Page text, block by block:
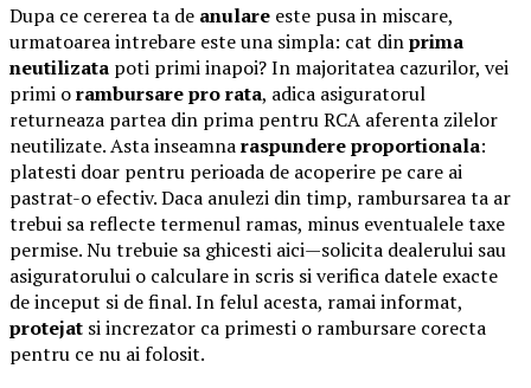
Dupa ce cererea ta de anulare este pusa in miscare,
urmatoarea intrebare este una simpla: cat dinprima
neutilizata poti primi inapoi? In majoritatea cazurilor, vei
primi orambursare pro rata, adica asiguratorul
returneaza partea din prima pentru RCA aferenta zilelor
neutilizate. Asta inseamnaraspundere proportionala:
platesti doar pentru perioada de acoperire pe care ai
pastrat-o efectiv. Daca anulezi din timp, rambursarea ta ar
trebui sa reflecte termenul ramas, minus eventualele taxe
permise. Nu trebuie sa ghicesti aici—solicita dealerului sau
asiguratorului o calculare in scris si verifica datele exacte
de inceput si de final. In felul acesta, ramai informat,
protejat si increzator ca primesti o rambursare corecta
pentru ce nu ai folosit.